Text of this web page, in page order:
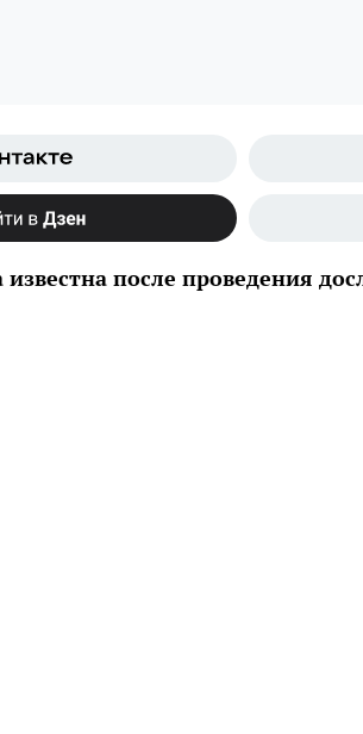
после проведения